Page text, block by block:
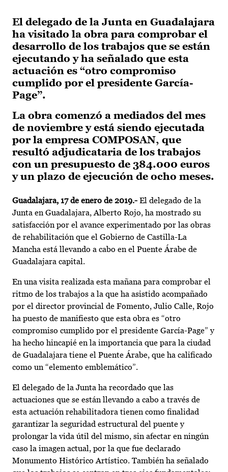
El delegado de la Junta en Guadalajara
ha visitado la obra para comprobar el
desarrollo de los trabajos que se están
ejecutando y ha señalado que esta
actuación es “otro compromiso
cumplido por el presidente García-
Page”.
La obra comenzó a mediados del mes
de noviembre y está siendo ejecutada
por la empresa COMPOSAN, que
resultó adjudicataria de los trabajos
con un presupuesto de 384.000 euros
y un plazo de ejecución de ocho meses.
Guadalajara, 17 de enero de 2019.- El delegado de la
Junta en Guadalajara, Alberto Rojo, ha mostrado su
satisfacción por el avance experimentado por las obras
de rehabilitación que el Gobierno de Castilla-La
Mancha está llevando a cabo en el Puente Árabe de
Guadalajara capital.
En una visita realizada esta mañana para comprobar el
ritmo de los trabajos a la que ha asistido acompañado
por el director provincial de Fomento, Julio Calle, Rojo
ha puesto de manifiesto que esta obra es “otro
compromiso cumplido por el presidente García-Page” y
ha hecho hincapié en la importancia que para la ciudad
de Guadalajara tiene el Puente Árabe, que ha calificado
como un “elemento emblemático”.
El delegado de la Junta ha recordado que las
actuaciones que se están llevando a cabo a través de
esta actuación rehabilitadora tienen como finalidad
garantizar la seguridad estructural del puente y
prolongar la vida útil del mismo, sin afectar en ningún
caso la imagen actual, por la que fue declarado
Monumento Histórico Artístico. También ha señalado